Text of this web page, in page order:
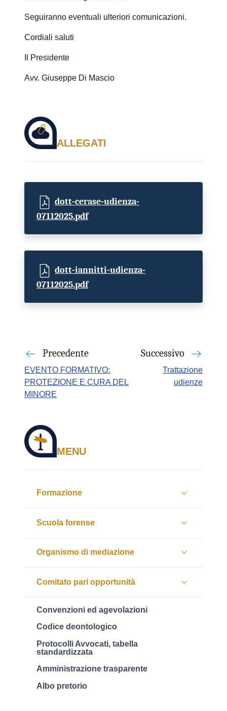
Seguiranno eventuali ulteriori comunicazioni.
Cordiali saluti
Il Presidente
Avv. Giuseppe Di Mascio
ALLEGATI
dott-cerase-udienza-
07112025.pdf
dott-iannitti-udienza-
07112025.pdf
Precedente
EVENTO FORMATIVO:
PROTEZIONE E CURA DEL
MINORE
Successivo
Trattazione
udienze
MENU
Formazione
Scuola forense
Organismo di mediazione
Comitato pari opportunità
Convenzioni ed agevolazioni
Codice deontologico
Protocolli Avvocati, tabella
standardizzata
Amministrazione trasparente
Albo pretorio